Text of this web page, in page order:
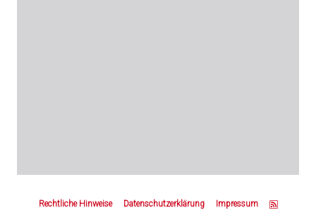
Rechtliche Hinweise Datenschutzerklärung Impressum